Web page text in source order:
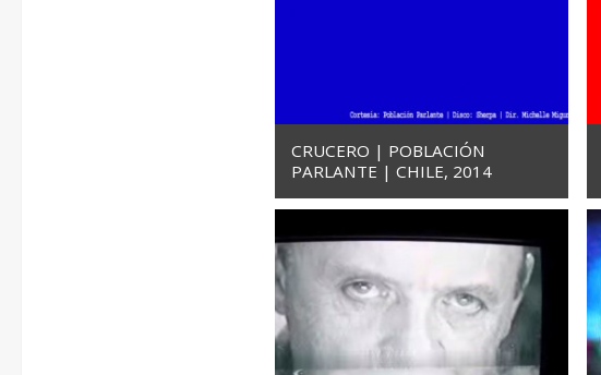
CRUCERO | POBLACIÓN
PARLANTE | CHILE, 2014